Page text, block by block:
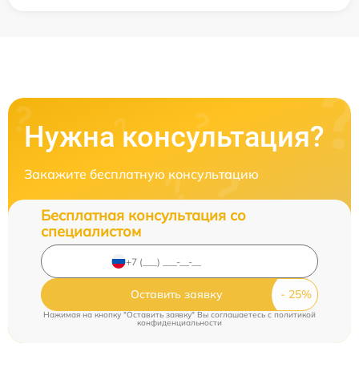
Нужна консультация?
Закажите бесплатную консультацию
Бесплатная консультация со
специалистом
Оставить заявку
Нажимая на кнопку "Оставить заявку" Вы соглашаетесь cполитикой
конфиденциальности